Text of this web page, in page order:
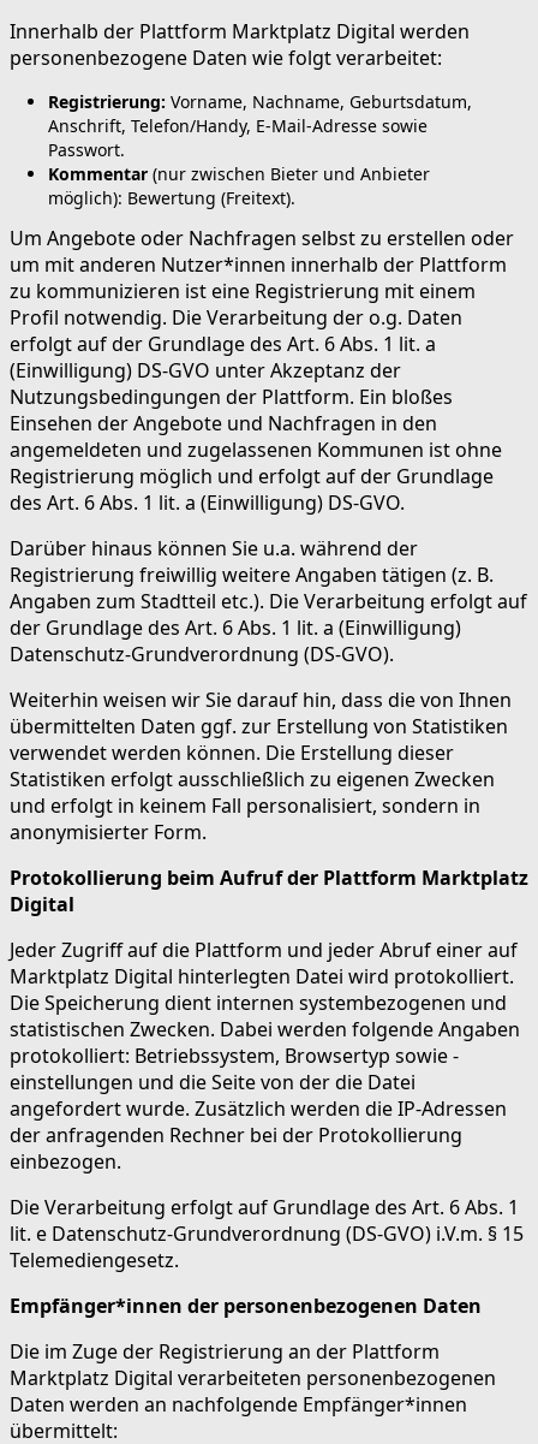
Innerhalb der Plattform Marktplatz Digital werden
personenbezogene Daten wie folgt verarbeitet:
Registrierung: Vorname, Nachname, Geburtsdatum,
Anschrift, Telefon/Handy, E-Mail-Adresse sowie
Passwort.
Kommentar (nur zwischen Bieter und Anbieter
möglich): Bewertung (Freitext).
Um Angebote oder Nachfragen selbst zu erstellen oder
um mit anderen Nutzer*innen innerhalb der Plattform
zu kommunizieren ist eine Registrierung mit einem
Profil notwendig. Die Verarbeitung der o.g. Daten
erfolgt auf der Grundlage des Art. 6 Abs. 1 lit. a
(Einwilligung) DS-GVO unter Akzeptanz der
Nutzungsbedingungen der Plattform. Ein bloßes
Einsehen der Angebote und Nachfragen in den
angemeldeten und zugelassenen Kommunen ist ohne
Registrierung möglich und erfolgt auf der Grundlage
des Art. 6 Abs. 1 lit. a (Einwilligung) DS-GVO.
Darüber hinaus können Sie u.a. während der
Registrierung freiwillig weitere Angaben tätigen (z. B.
Angaben zum Stadtteil etc.). Die Verarbeitung erfolgt auf
der Grundlage des Art. 6 Abs. 1 lit. a (Einwilligung)
Datenschutz-Grundverordnung (DS-GVO).
Weiterhin weisen wir Sie darauf hin, dass die von Ihnen
übermittelten Daten ggf. zur Erstellung von Statistiken
verwendet werden können. Die Erstellung dieser
Statistiken erfolgt ausschließlich zu eigenen Zwecken
und erfolgt in keinem Fall personalisiert, sondern in
anonymisierter Form.
Protokollierung beim Aufruf der Plattform Marktplatz
Digital
Jeder Zugriff auf die Plattform und jeder Abruf einer auf
Marktplatz Digital hinterlegten Datei wird protokolliert.
Die Speicherung dient internen systembezogenen und
statistischen Zwecken. Dabei werden folgende Angaben
protokolliert: Betriebssystem, Browsertyp sowie -
einstellungen und die Seite von der die Datei
angefordert wurde. Zusätzlich werden die IP-Adressen
der anfragenden Rechner bei der Protokollierung
einbezogen.
Die Verarbeitung erfolgt auf Grundlage des Art. 6 Abs. 1
lit. e Datenschutz-Grundverordnung (DS-GVO) i.V.m. § 15
Telemediengesetz.
Empfänger*innen der personenbezogenen Daten
Die im Zuge der Registrierung an der Plattform
Marktplatz Digital verarbeiteten personenbezogenen
Daten werden an nachfolgende Empfänger*innen
übermittelt: